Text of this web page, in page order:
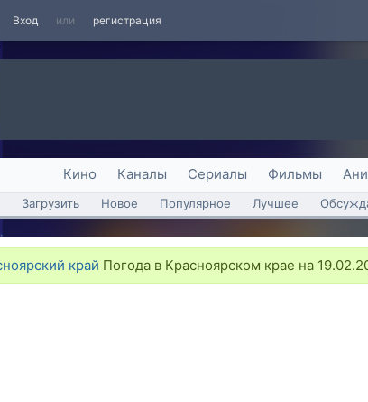
Вход или регистрация
Кино Каналы Сериалы Фильмы
Загрузить Новое Популярное Лучшее
край Погода в Красноярском крае на